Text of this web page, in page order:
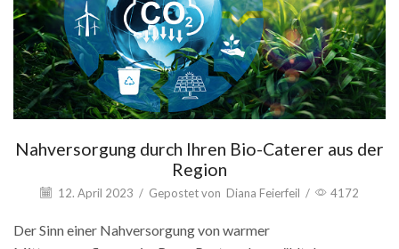
Nahversorgung durch Ihren Bio-Caterer aus der
Region
12. April 2023 / Gepostet von Diana Feierfeil / 4172
Der Sinn einer Nahversorgung von warmer